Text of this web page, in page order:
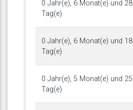
0 Jahr(e), 6 Monat(e) und 28
Tag(e)
0 Jahr(e), 6 Monat(e) und 18
Tag(e)
0 Jahr(e), 5 Monat(e) und 25
Tag(e)